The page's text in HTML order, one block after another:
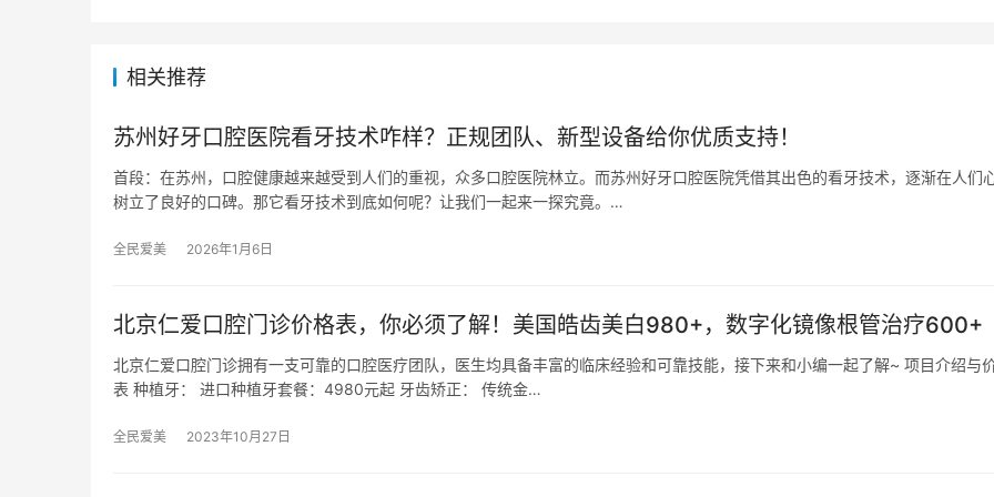
相关推荐
苏州好牙口腔医院看牙技术咋样？正规团队、新型设备给你优质支持！
首段：在苏州，口腔健康越来越受到人们的重视，众多口腔医院林立。而苏州好牙口腔医院凭借其出色的看牙技术，逐渐在人们
树立了良好的口碑。那它看牙技术到底如何呢？让我们一起来一探究竟。…
全民爱美 2026年1月6日
北京仁爱口腔门诊价格表，你必须了解！美国皓齿美白980+，数字化镜像根管治疗600+
北京仁爱口腔门诊拥有一支可靠的口腔医疗团队，医生均具备丰富的临床经验和可靠技能，接下来和小编一起了解~ 项目介绍与
表 种植牙： 进口种植牙套餐：4980元起 牙齿矫正： 传统金…
全民爱美 2023年10月27日